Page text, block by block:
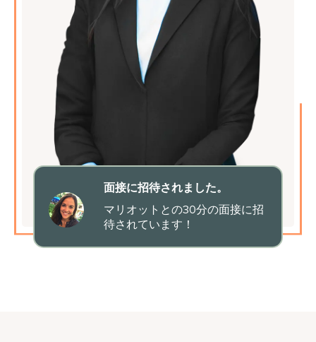
面接に招待されました。
マリオットとの30分の面接に招
待されています！